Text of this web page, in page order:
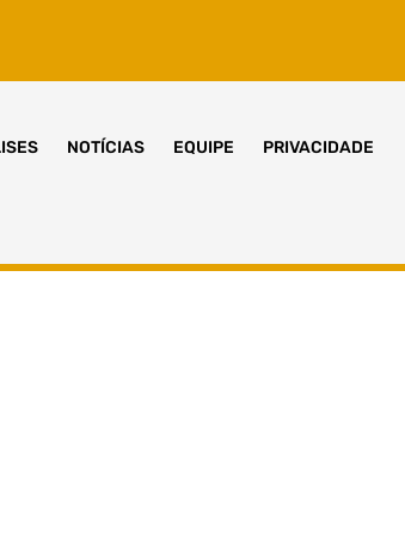
NOTÍCIAS EQUIPE PRIVACIDADE